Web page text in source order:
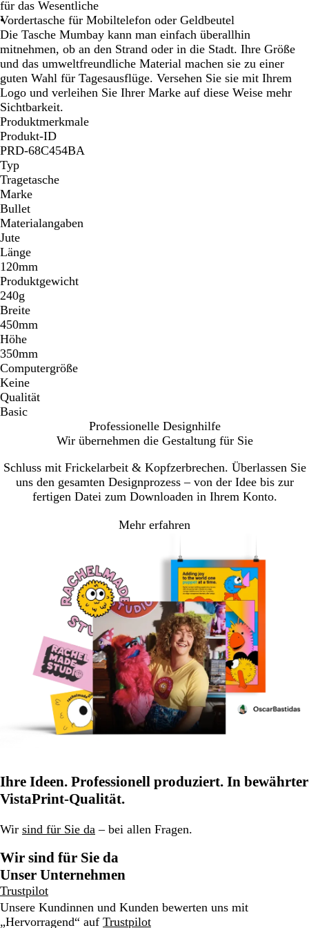
a
l
für das Wesentliche
Vordertasche für Mobiltelefon oder Geldbeutel
Die Tasche Mumbay kann man einfach überallhin
mitnehmen, ob an den Strand oder in die Stadt. Ihre Größe
und das umweltfreundliche Material machen sie zu einer
guten Wahl für Tagesausflüge. Versehen Sie sie mit Ihrem
Logo und verleihen Sie Ihrer Marke auf diese Weise mehr
Sichtbarkeit.
Produktmerkmale
Produkt-ID
PRD-68C454BA
Typ
Tragetasche
Marke
Bullet
Materialangaben
Jute
Länge
120mm
Produktgewicht
240g
Breite
450mm
Höhe
350mm
Computergröße
Keine
Qualität
Basic
Professionelle Designhilfe
Wir übernehmen die Gestaltung für Sie
Schluss mit Frickelarbeit & Kopfzerbrechen. Überlassen Sie
uns den gesamten Designprozess – von der Idee bis zur
fertigen Datei zum Downloaden in Ihrem Konto.
Mehr erfahren
Ihre Ideen. Professionell produziert. In bewährter
VistaPrint-Qualität.
Wir sind für Sie da – bei allen Fragen.
Wir sind für Sie da
Unser Unternehmen
Trustpilot
Unsere Kundinnen und Kunden bewerten uns mit
„Hervorragend“ auf Trustpilot